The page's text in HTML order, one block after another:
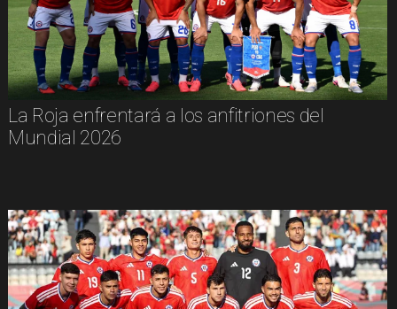
La Roja enfrentará a los anfitriones del
Mundial 2026